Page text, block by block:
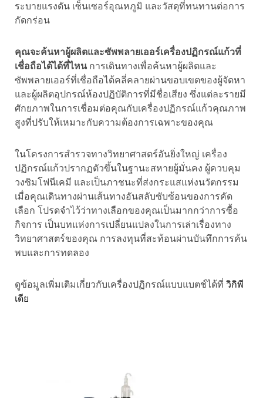
ระบายแรงดัน เซ็นเซอร์อุณหภูมิ และวัสดุที่ทนทานต่อการ
กัดกร่อน
คุณจะค้นหาผู้ผลิตและซัพพลายเออร์เครื่องปฏิกรณ์แก้วที่
เชื่อถือได้ได้ที่ไหนการเดินทางเพื่อค้นหาผู้ผลิตและ
ซัพพลายเออร์ที่เชื่อถือได้คลี่คลายผ่านขอบเขตของผู้จัดหา
และผู้ผลิตอุปกรณ์ห้องปฏิบัติการที่มีชื่อเสียง ซึ่งแต่ละรายมี
ศักยภาพในการเชื่อมต่อคุณกับเครื่องปฏิกรณ์แก้วคุณภาพ
สูงที่ปรับให้เหมาะกับความต้องการเฉพาะของคุณ
ในโครงการสำรวจทางวิทยาศาสตร์อันยิ่งใหญ่ เครื่อง
ปฏิกรณ์แก้วปรากฏตัวขึ้นในฐานะสหายผู้มั่นคง ผู้ควบคุม
วงซิมโฟนีเคมี และเป็นภาชนะที่ส่งกระแสแห่งนวัตกรรม
เมื่อคุณเดินทางผ่านเส้นทางอันสลับซับซ้อนของการคัด
เลือก โปรดจำไว้ว่าทางเลือกของคุณเป็นมากกว่าการซื้อ
กิจการ เป็นบทแห่งการเปลี่ยนแปลงในการเล่าเรื่องทาง
วิทยาศาสตร์ของคุณ การลงทุนที่สะท้อนผ่านบันทึกการค้น
พบและการทดลอง
ดูข้อมูลเพิ่มเติมเกี่ยวกับเครื่องปฏิกรณ์แบบแบตช์ได้ที่ วิกิพี
เดีย